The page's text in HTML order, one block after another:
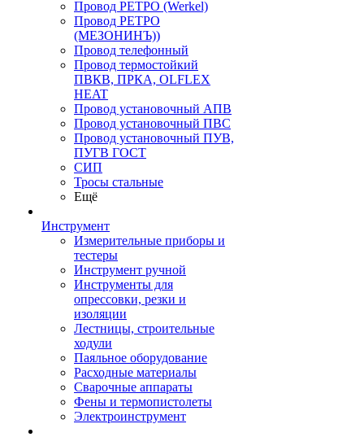
Провод РЕТРО (Werkel)
Провод РЕТРО
(МЕЗОНИНЪ))
Провод телефонный
Провод термостойкий
ПВКВ, ПРКА, OLFLEX
HEAT
Провод установочный АПВ
Провод установочный ПВС
Провод установочный ПУВ,
ПУГВ ГОСТ
СИП
Тросы стальные
Ещё
Инструмент
Измерительные приборы и
тестеры
Инструмент ручной
Инструменты для
опрессовки, резки и
изоляции
Лестницы, строительные
ходули
Паяльное оборудование
Расходные материалы
Сварочные аппараты
Фены и термопистолеты
Электроинструмент